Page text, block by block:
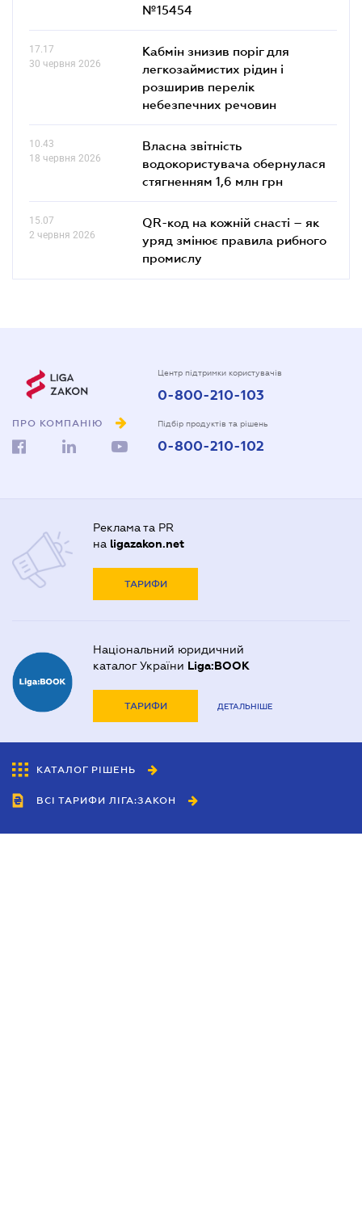
№15454
17.17
30 червня 2026
Кабмін знизив поріг для
легкозаймистих рідин і
розширив перелік
небезпечних речовин
10.43
18 червня 2026
Власна звітність
водокористувача обернулася
стягненням 1,6 млн грн
15.07
2 червня 2026
QR-код на кожній снасті – як
уряд змінює правила рибного
промислу
ПРО КОМПАНІЮ
Центр підтримки користувачів
0-800-210-103
Підбір продуктів та рішень
0-800-210-102
Реклама та PR
на ligazakon.net
ТАРИФИ
Національний юридичний
каталог України Liga:BOOK
ТАРИФИ ДЕТАЛЬНІШЕ
КАТАЛОГ РІШЕНЬ
ВСІ ТАРИФИ ЛІГА:ЗАКОН